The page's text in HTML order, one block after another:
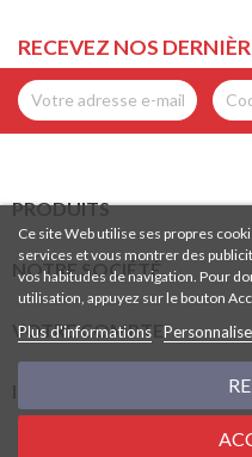
RECEVEZ NOS
PRODUITS
NOTRE SOCIÉTÉ
VOTRE COMPTE
Ce site Web utilise ses propres
services et vous montrer des
vos habitudes de navigation. Pour
utilisation, appuyez sur le bouton
Plus d'informations